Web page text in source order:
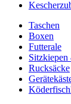
Taschen
Boxen
Futterale
Rucksäcke